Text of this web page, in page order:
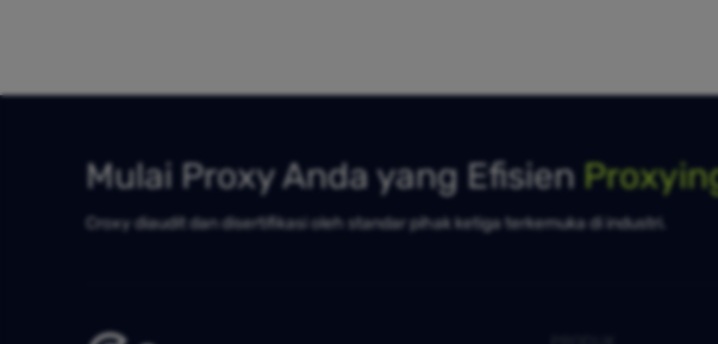
Mulai Proxy Anda yang Efisien
Croxy diaudit dan disertifikasi oleh standar pihak ketiga terkemuka di industri.